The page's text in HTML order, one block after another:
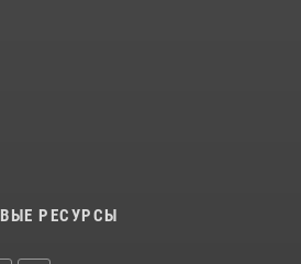
РЕСУРСЫ